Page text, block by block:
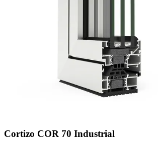
Cortizo COR 70 Industrial